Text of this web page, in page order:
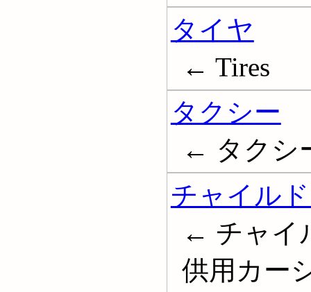
タイヤ
← Tires
タクシー
← タクシ
チャイル
← チャイ
供用カー